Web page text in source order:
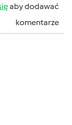
aby dodawać
komentarze